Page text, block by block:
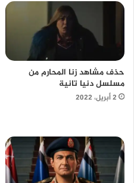
حذف مشاهد زنا المحارم من
مسلسل دنيا تانية
2 أبريل، 2022